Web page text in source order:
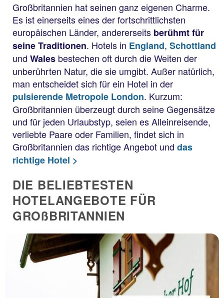
Großbritannien hat seinen ganz eigenen Charme.
Es ist einerseits eines der fortschrittlichsten
europäischen Länder, andererseits berühmt für
seine Traditionen. Hotels in England, Schottland
und Wales bestechen oft durch die Weiten der
unberührten Natur, die sie umgibt. Außer natürlich,
man entscheidet sich für ein Hotel in der
pulsierende Metropole London. Kurzum:
Großbritannien überzeugt durch seine Gegensätze
und für jeden Urlaubstyp, seien es Alleinreisende,
verliebte Paare oder Familien, findet sich in
Großbritannien das richtige Angebot und das
richtige Hotel >
DIE BELIEBTESTEN
HOTELANGEBOTE FÜR
GROßBRITANNIEN